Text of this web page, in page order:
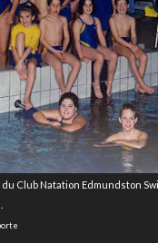
Club Natation Edmundston